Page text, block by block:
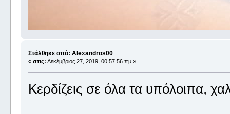
Στάλθηκε από: Alexandros00
« στις: Δεκέμβριος 27, 2019, 00:57:56 πμ »
Κερδίζεις σε όλα τα υπόλοιπα,